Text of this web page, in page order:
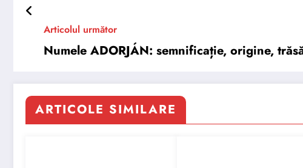
Articolul următor
Numele ADORJÁN: semnificație, origine,
ARTICOLE SIMILARE